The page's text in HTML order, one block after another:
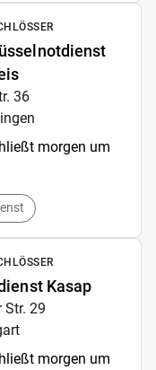
36
morgen um
Kasap
Str. 29
morgen um